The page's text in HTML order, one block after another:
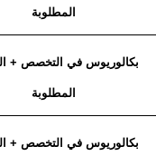
المطلوبة
بكالوريوس في التخصص +
المطلوبة
بكالوريوس في التخصص +